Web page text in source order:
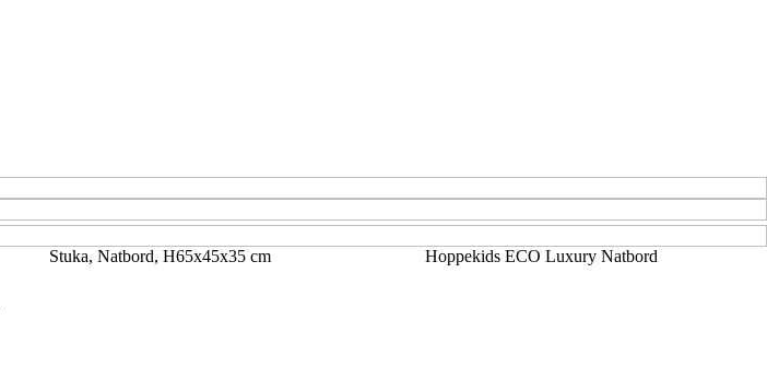
Stuka, Natbord, H65x45x35 cm Hoppekids ECO Luxury Natbord